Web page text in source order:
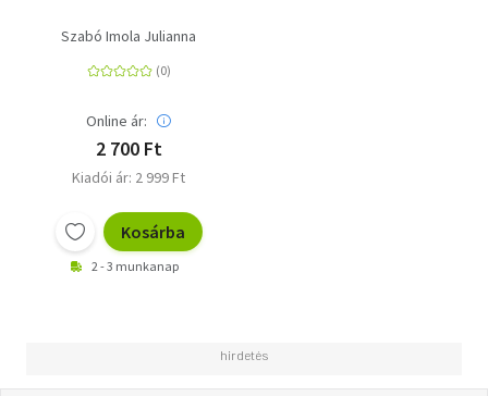
Szabó Imola Julianna
Online ár:
2 700 Ft
Kiadói ár: 2 999 Ft
Kosárba
2 - 3 munkanap